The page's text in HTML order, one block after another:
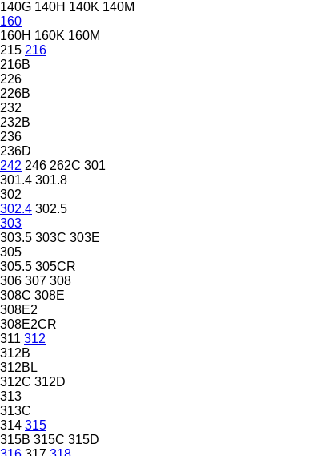
140G 140H 140K 140M
160
160H 160K 160M
215 216
216B
226
226B
232
232B
236
236D
242 246 262C 301
301.4 301.8
302
302.4 302.5
303
303.5 303C 303E
305
305.5 305CR
306 307 308
308C 308E
308E2
308E2CR
311 312
312B
312BL
312C 312D
313
313C
314 315
315B 315C 315D